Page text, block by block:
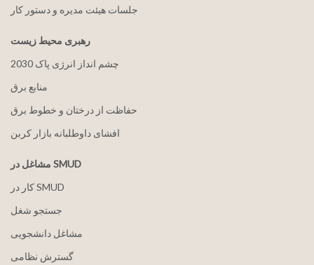
جلسات هیئت مدیره و دستور کار
رهبری محیط زیست
2030 چشم انداز انرژی پاک
منابع برق
حفاظت از درختان و خطوط برق
افشای داوطلبانه بازار کربن
مشاغل در SMUD
کار در SMUD
جستجو شغل
مشاغل دانشجویی
گسترش نظامی